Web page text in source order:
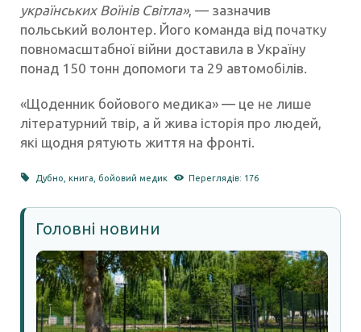
українських Воїнів Світла», — зазначив
польський волонтер. Його команда від початку
повномасштабної війни доставила в Україну
понад 150 тонн допомоги та 29 автомобілів.
«Щоденник бойового медика» — це не лише
літературний твір, а й жива історія про людей,
які щодня рятують життя на фронті.
Дубно ,книга ,бойовий медик Переглядів: 176
Головні новини